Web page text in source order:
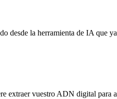
desde la herramienta de IA que ya
extraer vuestro ADN digital para